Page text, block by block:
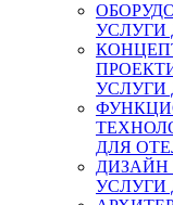
УСЛУГИ
УСЛУГИ
ДЛЯ
ДИЗАЙН
УСЛУГИ